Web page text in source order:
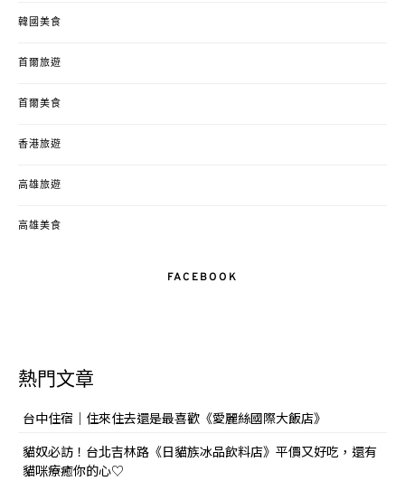
韓國美食
首爾旅遊
首爾美食
香港旅遊
高雄旅遊
高雄美食
FACEBOOK
熱門文章
台中住宿｜住來住去還是最喜歡《愛麗絲國際大飯店》
貓奴必訪！台北吉林路《日貓族冰品飲料店》平價又好吃，還有
貓咪療癒你的心♡